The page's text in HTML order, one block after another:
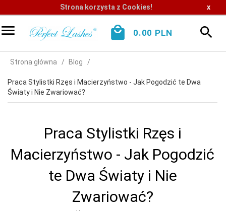
Strona korzysta z Cookies! x
0.00 PLN
Strona główna Blog
Praca Stylistki Rzęs i Macierzyństwo - Jak Pogodzić te Dwa
Światy i Nie Zwariować?
Praca Stylistki Rzęs i
Macierzyństwo - Jak Pogodzić
te Dwa Światy i Nie
Zwariować?